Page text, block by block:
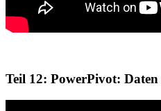
Teil 12: PowerPivot: Daten